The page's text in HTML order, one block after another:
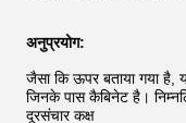
अनुप्रयोग:
जैसा कि ऊपर बताया गया है,
जिनके पास कैबिनेट है।
दूरसंचार कक्ष